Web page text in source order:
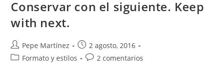
Formato
Conservar con el siguiente. Keep
with next.
Autor
de
Pepe Martínez
Publicación
de
2 agosto, 2016
Categoría
Formato y estilos
Comentarios
2 comentarios